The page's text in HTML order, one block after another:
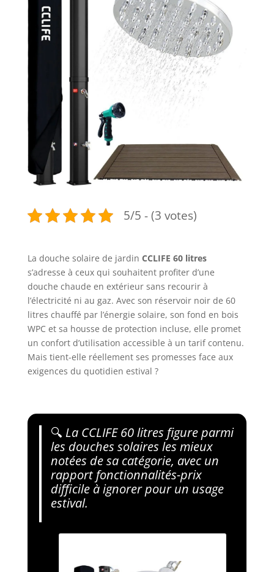
5/5 - (3 votes)
La douche solaire de jardin CCLIFE 60 litres
s’adresse à ceux qui souhaitent profiter d’une
douche chaude en extérieur sans recourir à
l’électricité ni au gaz. Avec son réservoir noir de 60
litres chauffé par l’énergie solaire, son fond en bois
WPC et sa housse de protection incluse, elle promet
un confort d’utilisation accessible à un tarif contenu.
Mais tient-elle réellement ses promesses face aux
exigences du quotidien estival ?
🔍 La CCLIFE 60 litres figure parmi
les douches solaires les mieux
notées de sa catégorie, avec un
rapport fonctionnalités-prix
difficile à ignorer pour un usage
estival.